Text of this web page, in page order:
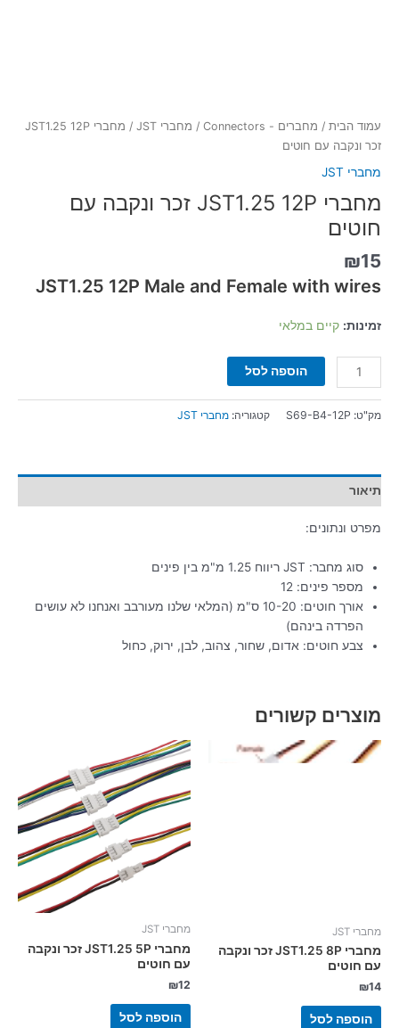
עמוד הבית / מחברים - Connectors / מחברי JST
/ מחברי JST1.25 12P
זכר ונקבה עם חוטים
מחברי JST
מחברי JST1.25 12P זכר ונקבה עם
חוטים
₪15
JST1.25 12P Male and Female with wires
זמינות: קיים במלאי
הוספה לסל
מק"ט: S69-B4-12P קטגוריה: מחברי JST
תיאור
מפרט ונתונים:
סוג מחבר: JST ריווח 1.25 מ"מ בין פינים
מספר פינים: 12
אורך חוטים: 10-20 ס"מ (המלאי שלנו מעורבב ואנחנו לא עושים
הפרדה בינהם)
צבע חוטים: אדום, שחור, צהוב, לבן, ירוק, כחול
מוצרים קשורים
מחברי JST
מחברי JST1.25 8P זכר ונקבה
עם חוטים
₪14
הוספה לסל
מחברי JST
מחברי JST1.25 5P זכר ונקבה
עם חוטים
₪12
הוספה לסל